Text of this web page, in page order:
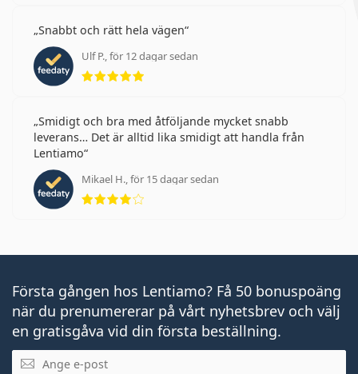
Snabbt och rätt hela vägen
Ulf P., för 12 dagar sedan
Betyg 5 av 5
Smidigt och bra med åtföljande mycket snabb
leverans… Det är alltid lika smidigt att handla från
Lentiamo
Mikael H., för 15 dagar sedan
Betyg 4 av 5
Första gången hos Lentiamo? Få 50 bonuspoäng
när du prenumererar på vårt nyhetsbrev och välj
en gratisgåva vid din första beställning.
Mejladress